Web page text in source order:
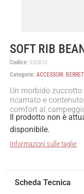
SOFT RIB
Codice: 030810
Categorie: ACCESSORI ,
Un morbido
ricamato e
comfort al
Il prodotto non è
disponibile.
Informazioni sulle taglie